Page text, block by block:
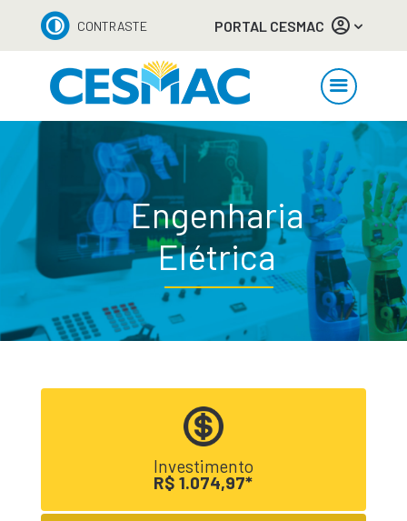
CONTRASTE PORTAL CESMAC
Engenharia
Elétrica
Investimento
R$ 1.074,97*